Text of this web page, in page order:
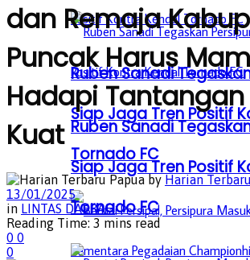
Ruben Sanadi
Siap Jaga Tren Positif
Tornado FC
Ruben Sanadi
Siap Jaga Tren Positif
Tornado FC
dan Remaja
Puncak Harus
Hadapi
Kuat
by Harian
13/01/2025
in LINTAS DAERAH
Reading Time: 3 mins read
0 0
0